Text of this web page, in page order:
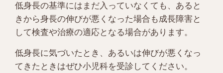
低身長の基準にはまだ入っていなくても、あると
きから身長の伸びが悪くなった場合も成長障害と
して検査や治療の適応となる場合があります。
低身長に気づいたとき、あるいは伸びが悪くなっ
てきたときはぜひ小児科を受診してください。